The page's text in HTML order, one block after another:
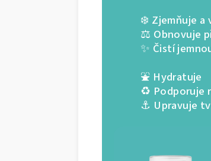
❄️ Zjemňuje a
⚖️ Obnovuje
✨ Čistí
⛲ Hydratuje
♻️ Podporuje
⚓ Upravuje